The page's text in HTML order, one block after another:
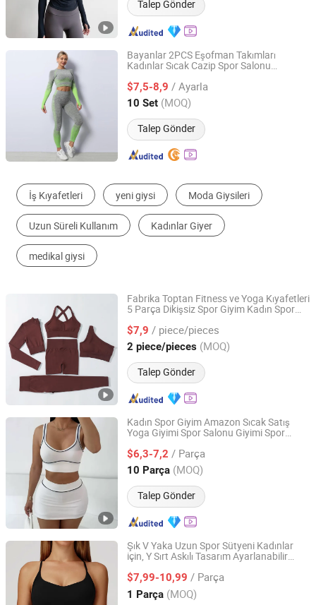
Talep Gönder
Bayanlar 2PCS Eşofman Takımları
Kadınlar Sıcak Cazip Spor Salonu
Takımları Dikişsiz Spor Sütyeni Uzun Kollu
Üst Atletik Şort Kalça Tayt Yoga
Kıyafetleri
$7,5-8,9 / Ayarla
10 Set (MOQ)
Talep Gönder
Mingteng Clothing Factory Ltd.
Guangdong, China Fiyat 2022
Spor Salonu Fitness Seti İş Kıyafetleri
Yoga Set Futbol Giyim
Fabrika Toptan Fitness ve Yoga Kıyafetleri
5 Parça Dikişsiz Spor Giyim Kadın Spor
$7,9 / piece/pieces
2 piece/pieces (MOQ)
Talep Gönder
Xiamen Mega Garment Co., Ltd.
Fujian, China Fiyat 2022
Kadın Spor Giyim Amazon Sıcak Satış
Yoga Giyimi Spor Salonu Giyimi Spor
$6,3-7,2 / Parça
10 Parça (MOQ)
Talep Gönder
Yiwu Dongheng Knitting Co. Ltd
Zhejiang, China Fiyat 2018
Şık V Yaka Uzun Spor Sütyeni Kadınlar
için, Y Sırt Askılı Tasarım Ayarlanabilir
Mat Spor Giysi
$7,99-10,99 / Parça
1 Parça (MOQ)
Shenzhen Energy Pig Supply Chain Management Co., Ltd.
Guangdong, China Fiyat 2025